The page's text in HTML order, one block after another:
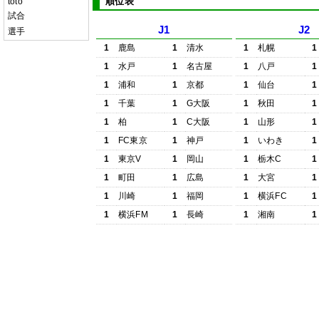
試合
選手
J1
1 鹿島 1
清水
1
水戸 1
名古屋
1
浦和 1
京都
1
千葉 1
G大阪
1
柏 1
C大阪
1
FC東京 1
神戸
1
東京V 1
岡山
1
町田 1
広島
1
川崎 1
福岡
1
横浜FM 1 長崎
J2
1 札幌
1
1
八戸
1
1
仙台
1
1
秋田
1
1
山形
1
1
いわき
1
1
栃木C
1
1
大宮
1
1
横浜FC
1
1
湘南 1